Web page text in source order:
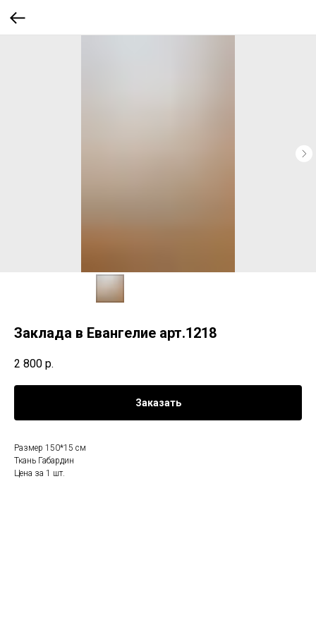
Заклада в Евангелие арт.1218
2 800 р.
Заказать
Размер 150*15 см
Ткань Габардин
Цена за 1 шт.